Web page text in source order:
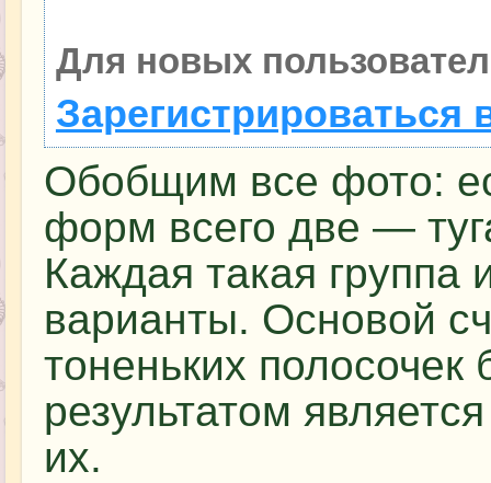
Для новых
Зарегистрироваться
Обобщим все фото:
форм всего две —
Каждая такая группа
варианты. Основой
тоненьких полосочек
результатом
их.